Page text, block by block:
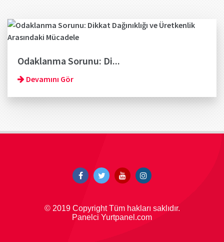
Odaklanma Sorunu: Di...
Devamını Gör
© 2019 Copyright Tüm hakları saklıdır.
Panelci Yurtpanel.com